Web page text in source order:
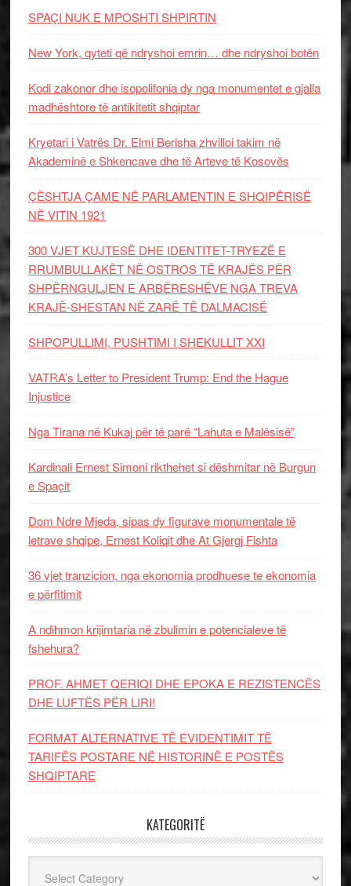
SPAÇI NUK E MPOSHTI SHPIRTIN
New York, qyteti që ndryshoi emrin… dhe ndryshoi botën
Kodi zakonor dhe isopolifonia dy nga monumentet e gjalla
madhështore të antikitetit shqiptar
Kryetari i Vatrës Dr. Elmi Berisha zhvilloi takim në
Akademinë e Shkencave dhe të Arteve të Kosovës
ÇËSHTJA ÇAME NË PARLAMENTIN E SHQIPËRISË
NË VITIN 1921
300 VJET KUJTESË DHE IDENTITET-TRYEZË E
RRUMBULLAKËT NË OSTROS TË KRAJËS PËR
SHPËRNGULJEN E ARBËRESHËVE NGA TREVA
KRAJË-SHESTAN NË ZARË TË DALMACISË
SHPOPULLIMI, PUSHTIMI I SHEKULLIT XXI
VATRA’s Letter to President Trump: End the Hague
Injustice
Nga Tirana në Kukaj për të parë “Lahuta e Malësisë”
Kardinali Ernest Simoni rikthehet si dëshmitar në Burgun
e Spaçit
Dom Ndre Mjeda, sipas dy figurave monumentale të
letrave shqipe, Ernest Koliqit dhe At Gjergj Fishta
36 vjet tranzicion, nga ekonomia prodhuese te ekonomia
e përfitimit
A ndihmon krijimtaria në zbulimin e potencialeve të
fshehura?
PROF. AHMET QERIQI DHE EPOKA E REZISTENCЁS
DHE LUFTЁS PЁR LIRI!
FORMAT ALTERNATIVE TË EVIDENTIMIT TË
TARIFËS POSTARE NË HISTORINË E POSTËS
SHQIPTARE
KATEGORITË